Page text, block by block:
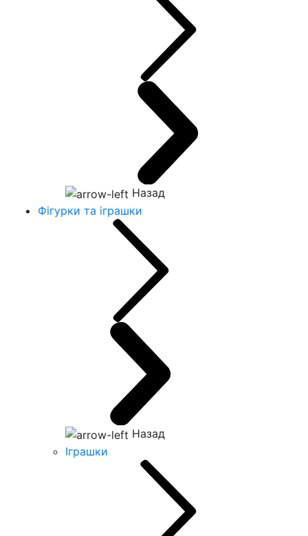
Назад
Фігурки та іграшки
Назад
Іграшки